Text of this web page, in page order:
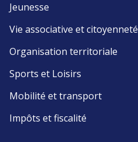
Jeunesse
Vie associative et citoyenneté
Organisation territoriale
Sports et Loisirs
Mobilité et transport
Impôts et fiscalité